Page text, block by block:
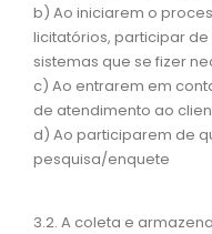
b) Ao iniciarem o
licitatórios, participar
sistemas que se fizer
c) Ao entrarem em
de atendimento ao
d) Ao participarem de
pesquisa/enquete
3.2. A coleta e